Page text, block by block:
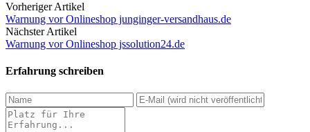
Vorheriger Artikel
Warnung vor Onlineshop junginger-versandhaus.de
Nächster Artikel
Warnung vor Onlineshop jssolution24.de
Erfahrung schreiben